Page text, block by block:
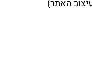
האתר)